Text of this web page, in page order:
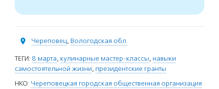
Череповец, Вологодская обл.
ТЕГИ: 8 марта, кулинарные мастер-классы, навыки
самостоятельной жизни, президентские гранты
НКО: Череповецкая городская общественная организация